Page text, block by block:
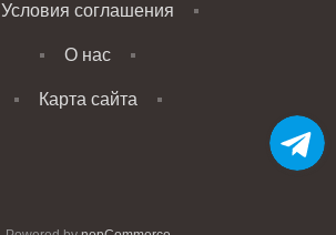
Условия соглашения
О нас
Карта сайта